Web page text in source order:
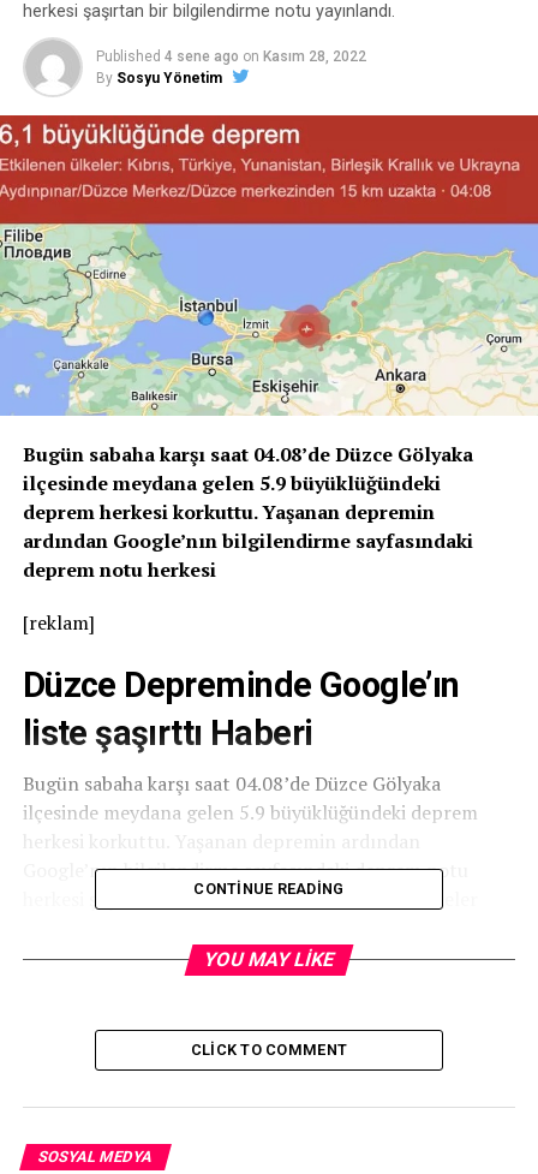
herkesi şaşırtan bir bilgilendirme notu yayınlandı.
Published 4 sene ago on Kasım 28, 2022
By Sosyu Yönetim
Bugün sabaha karşı saat 04.08’de Düzce Gölyaka
ilçesinde meydana gelen 5.9 büyüklüğündeki
deprem herkesi korkuttu. Yaşanan depremin
ardından Google’nın bilgilendirme sayfasındaki
deprem notu herkesi
[reklam]
Düzce Depreminde Google’ın
liste şaşırttı Haberi
Bugün sabaha karşı saat 04.08’de Düzce Gölyaka
ilçesinde meydana gelen 5.9 büyüklüğündeki deprem
herkesi korkuttu. Yaşanan depremin ardından
Google’nın bilgilendirme sayfasındaki deprem notu
herkesi şaşırttı. Google depremden etkilenen ülkeler
yaşadı.
depremin merkez üssü Düzce gölyaka olarak açıklandı.
Sabah meydana gelen deprem sonrası birçok ilde
bir bilgilendirme notu yayınlandı.
CONTINUE READING
YOU MAY LIKE
CLICK TO COMMENT
SOSYAL MEDYA